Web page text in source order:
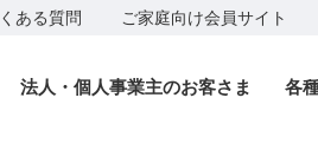
ある質問 ご家庭向け会員サイト
法人・個人事業主のお客さま 各